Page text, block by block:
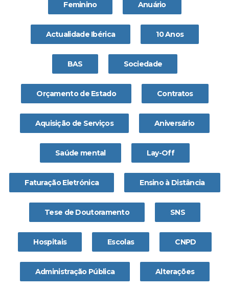
Feminino Anuário
Actualidade Ibérica 10 Anos
BAS Sociedade
Orçamento de Estado Contratos
Aquisição de Serviços Aniversário
Saúde mental Lay-Off
Faturação Eletrónica Ensino à Distância
Tese de Doutoramento SNS
Hospitais Escolas CNPD
Administração Pública Alterações